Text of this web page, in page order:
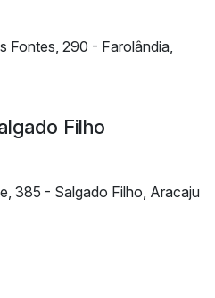
Fontes, 290 - Farolândia,
Filho
385 - Salgado Filho, Aracaju